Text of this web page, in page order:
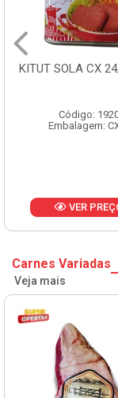
SOLA CX 24/320
Código: 1920
Embalagem: CX/1
VER PREÇO
Carnes Variadas
Veja mais